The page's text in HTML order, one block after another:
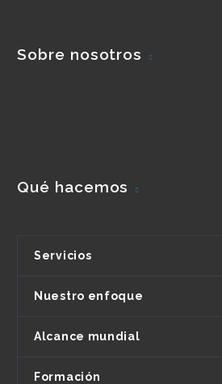
Sobre nosotros
Qué hacemos
Servicios
Nuestro enfoque
Alcance mundial
Formación